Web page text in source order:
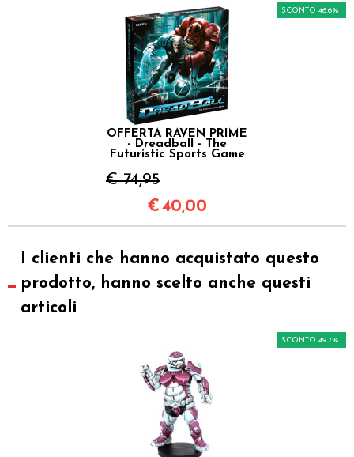
OFFERTA RAVEN PRIME
- Dreadball - The
Futuristic Sports Game
€ 74,95
SCONTO 46.6%
€40,00
I clienti che hanno acquistato questo
prodotto, hanno scelto anche questi
articoli
SCONTO 49.7%